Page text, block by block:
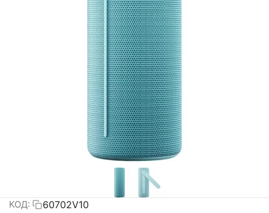
КОД: 60702V10